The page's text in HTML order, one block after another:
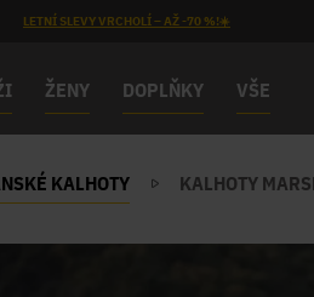
LETNÍ SLEVY VRCHOLÍ – AŽ -70 %!☀️
ŽENY DOPLŇKY VŠE
KALHOTY KALHOTY